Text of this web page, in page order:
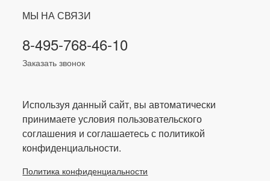
МЫ НА СВЯЗИ
8-495-768-46-10
Заказать звонок
Используя данный сайт, вы автоматически
принимаете условия пользовательского
соглашения и соглашаетесь с политикой
конфиденциальности.
Политика конфиденциальности